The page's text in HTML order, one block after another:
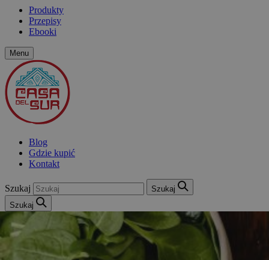
Produkty
Przepisy
Ebooki
Menu
Blog
Gdzie kupić
Kontakt
Szukaj
Szukaj
Szukaj